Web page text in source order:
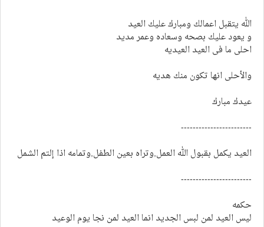
الله يتقبل اعمالك ومبارك عليك العيد
و يعود عليك بصحه وسعاده وعمر مديد
احلى ما فى العيد العيديه
والأحلى انها تكون منك هديه
عيدك مبارك
------------------------
العيد يكمل بقبول الله العمل,وتراه بعين الطفل,وتمامه اذا إلتم الشمل
------------------------
حكمه
ليس العيد لمن لبس الجديد انما العيد لمن نجا يوم الوعيد